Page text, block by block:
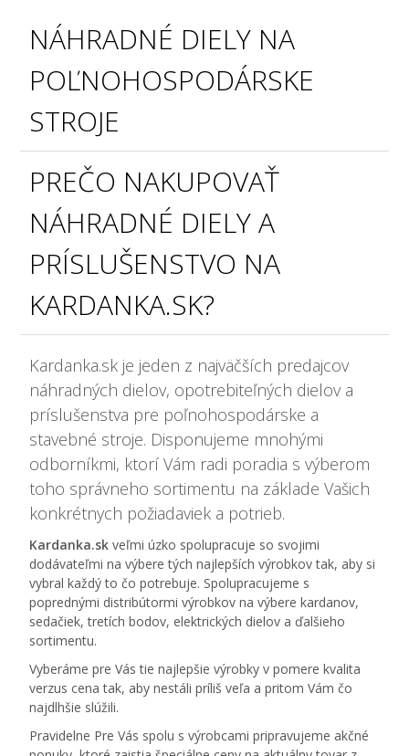
NÁHRADNÉ DIELY NA
POĽNOHOSPODÁRSKE
STROJE
PREČO NAKUPOVAŤ
NÁHRADNÉ DIELY A
PRÍSLUŠENSTVO NA
KARDANKA.SK?
Kardanka.sk je jeden z najväčších predajcov
náhradných dielov, opotrebiteľných dielov a
príslušenstva pre poľnohospodárske a
stavebné stroje. Disponujeme mnohými
odborníkmi, ktorí Vám radi poradia s výberom
toho správneho sortimentu na základe Vašich
konkrétnych požiadaviek a potrieb.
Kardanka.sk veľmi úzko spolupracuje so svojimi
dodávateľmi na výbere tých najlepších výrobkov tak, aby si
vybral každý to čo potrebuje. Spolupracujeme s
poprednými distribútormi výrobkov na výbere kardanov,
sedačiek, tretích bodov, elektrických dielov a ďalšieho
sortimentu.
Vyberáme pre Vás tie najlepšie výrobky v pomere kvalita
verzus cena tak, aby nestáli príliš veľa a pritom Vám čo
najdlhšie slúžili.
Pravidelne Pre Vás spolu s výrobcami pripravujeme akčné